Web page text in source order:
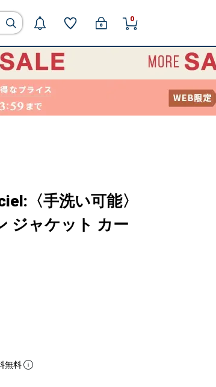
0
〈手洗い可能〉
ジャケット カー
無料